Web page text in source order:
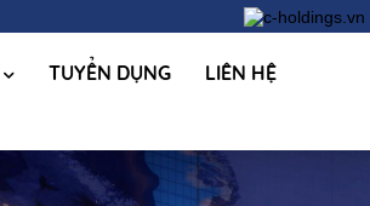
TUYỂN DỤNG LIÊN HỆ